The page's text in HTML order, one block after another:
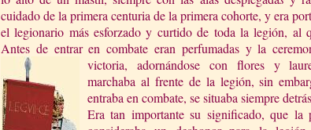
cuidado de la primera centuria de la primera cohorte, y era
el legionario más esforzado y curtido de toda la legión, al
Antes de entrar en combate eran perfumadas y la
victoria, adornándose con flores y
marchaba al frente de la legión, sin
entraba en combate, se situaba siempre
Era tan importante su significado, que la